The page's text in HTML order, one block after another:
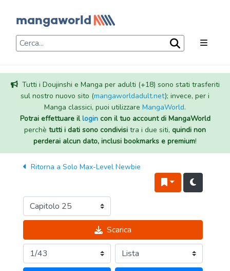
Tutti i Doujinshi e Manga per adulti (+18) sono stati trasferiti
sul nostro nuovo sito (mangaworldadult.net); invece, per i
Manga classici, puoi utilizzare MangaWorld.
Potrai effettuare illogincon il tuo account di MangaWorld
perchè tutti i dati sono condivisi tra i due siti, quindi non
perderai alcun dato, inclusi bookmarks e premium!
Ritorna a Solo Max-Level Newbie
Scarica